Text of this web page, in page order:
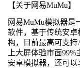
【关于网易MuMu】
网易MuMu模拟器是
软件，基于传统安卓
构，目前最高可支持
上大屏体验市面
安卓模拟器，还可